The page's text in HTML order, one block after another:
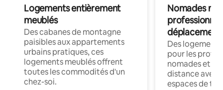
Logements entièrement
meublés
Des cabanes de montagne
paisibles aux appartements
urbains pratiques, ces
logements meublés offrent
toutes les commodités d'un
chez-soi.
Nomades
déplacement
Des
pour les
nomades et
distance avec
espaces de